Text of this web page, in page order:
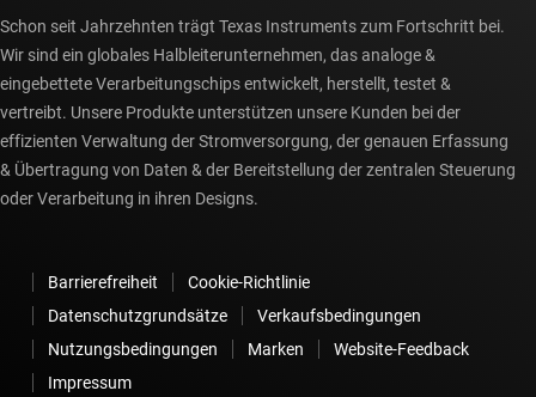
Schon seit Jahrzehnten trägt Texas Instruments zum Fortschritt bei.
Wir sind ein globales Halbleiterunternehmen, das analoge &
eingebettete Verarbeitungschips entwickelt, herstellt, testet &
vertreibt. Unsere Produkte unterstützen unsere Kunden bei der
effizienten Verwaltung der Stromversorgung, der genauen Erfassung
& Übertragung von Daten & der Bereitstellung der zentralen Steuerung
oder Verarbeitung in ihren Designs.
Barrierefreiheit
Cookie-Richtlinie
Datenschutzgrundsätze
Verkaufsbedingungen
Nutzungsbedingungen
Marken
Website-Feedback
Impressum